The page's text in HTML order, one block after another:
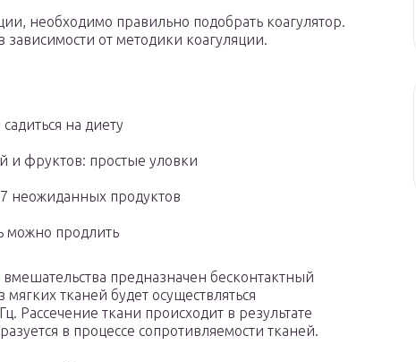
необходимо правильно подобрать коагулятор.
от методики коагуляции.
на диету
и фруктов: простые уловки
неожиданных продуктов
можно продлить
предназначен бесконтактный
тканей будет осуществляться
Рассечение ткани происходит в результате
в процессе сопротивляемости тканей.